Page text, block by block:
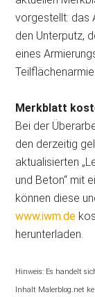
vorgestellt: das
den Unterputz,
eines
Merkblatt
Bei der
den derzeitig
aktualisierten
und Beton“ mit
können diese
www.iwm.de
herunterladen.
Hinweis: Es handelt
Inhalt Malerblog.net